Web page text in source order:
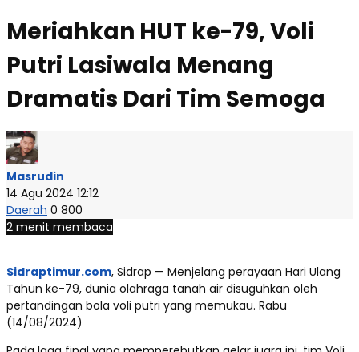
Meriahkan HUT ke-79, Voli
Putri Lasiwala Menang
Dramatis Dari Tim Semoga
Masrudin
14 Agu 2024 12:12
Daerah 0 800
2 menit membaca
Sidraptimur.com, Sidrap — Menjelang perayaan Hari Ulang
Tahun ke-79, dunia olahraga tanah air disuguhkan oleh
pertandingan bola voli putri yang memukau. Rabu
(14/08/2024)